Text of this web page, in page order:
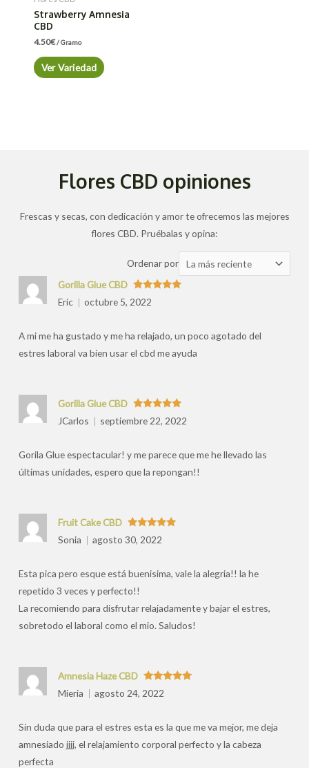
Strawberry Amnesia
CBD
4.50€/ Gramo
Ver Variedad
Flores CBD opiniones
Frescas y secas, con dedicación y amor te ofrecemos las mejores
flores CBD. Pruébalas y opina:
Ordenar por Ordenar
las
Valorado
con
Gorilla Glue CBD
Eric
octubre 5, 2022
A mi me ha gustado y me ha relajado, un poco agotado del
estres laboral va bien usar el cbd me ayuda
Valorado
con5de 5
Gorilla Glue CBD
JCarlos
septiembre 22, 2022
Gorila Glue espectacular! y me parece que me he llevado las
últimas unidades, espero que la repongan!!
Valorado
con5de 5
Fruit Cake CBD
Sonia
agosto 30, 2022
Esta pica pero esque está buenisima, vale la alegria!! la he
repetido 3 veces y perfecto!!
La recomiendo para disfrutar relajadamente y bajar el estres,
sobretodo el laboral como el mio. Saludos!
Valorado
con5
Amnesia Haze CBD
Mieria
agosto 24, 2022
Sin duda que para el estres esta es la que me va mejor, me deja
amnesiado jjjj, el relajamiento corporal perfecto y la cabeza
perfecta